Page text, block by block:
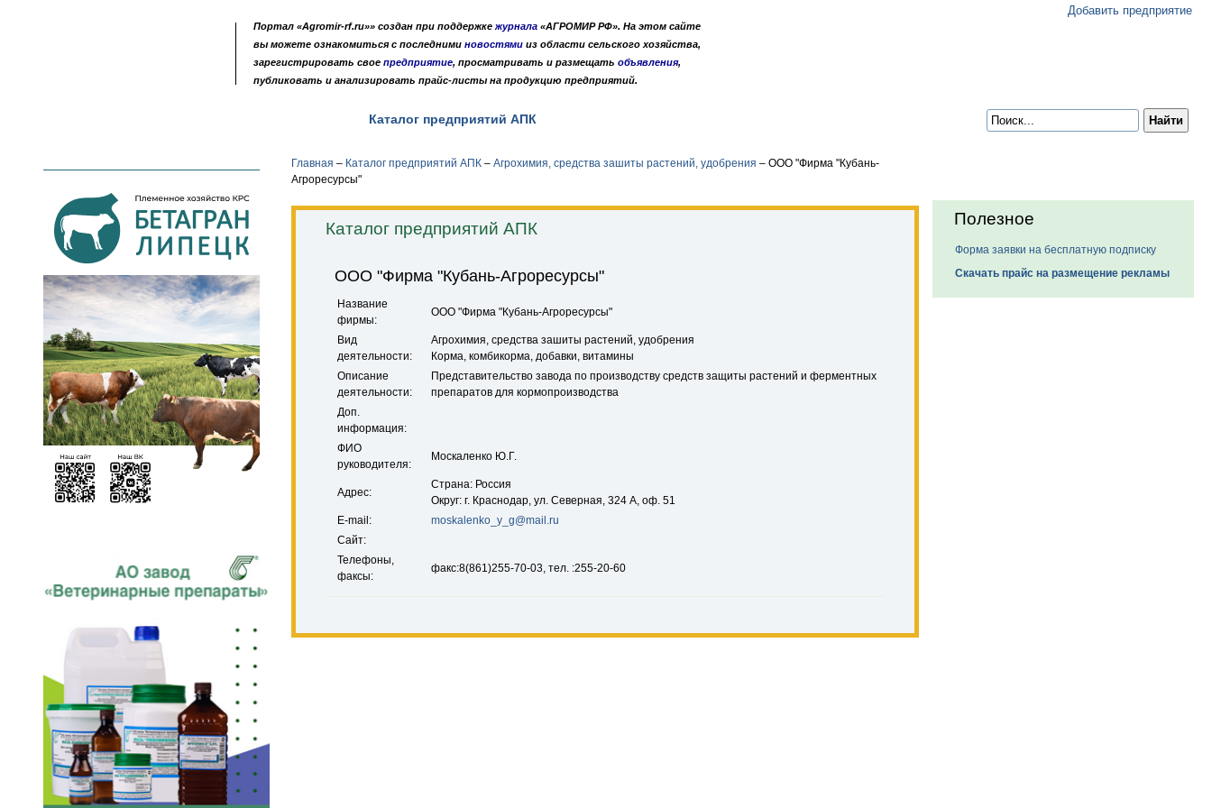
Добавить предприятие
Портал «Agromir-rf.ru»» создан при поддержке журнала «АГРОМИР РФ». На этом сайте
вы можете ознакомиться с последними новостями из области сельского хозяйства,
зарегистрировать свое предприятие, просматривать и размещать объявления,
публиковать и анализировать прайс-листы на продукцию предприятий.
Каталог предприятий АПК
Главная – Каталог предприятий АПК – Агрохимия, средства зашиты растений, удобрения – ООО "Фирма "Кубань-
Агроресурсы"
Каталог предприятий АПК
ООО "Фирма "Кубань-Агроресурсы"
Название
фирмы:
ООО "Фирма "Кубань-Агроресурсы"
Вид
деятельности:
Агрохимия, средства зашиты растений, удобрения
Корма, комбикорма, добавки, витамины
Описание
деятельности:
Представительство завода по производству средств защиты растений и ферментных
препаратов для кормопроизводства
Доп.
информация:
ФИО
руководителя:
Москаленко Ю.Г.
Адрес:
Страна: Россия
Округ: г. Краснодар, ул. Северная, 324 А, оф. 51
E-mail:
moskalenko_y_g@mail.ru
Сайт:
Телефоны,
факсы:
факс:8(861)255-70-03, тел. :255-20-60
Полезное
Форма заявки на бесплатную подписку
Скачать прайс на размещение рекламы